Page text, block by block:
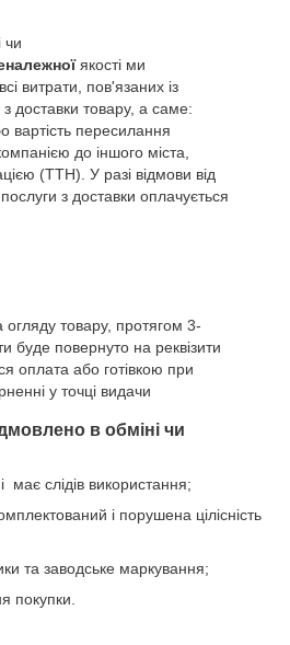
чи
якості ми
витрати, пов'язаних із
з доставки товару, а саме:
вартість пересилання
до іншого міста,
(ТТН). У разі відмови від
з доставки оплачується
огляду товару, протягом 3-
буде повернуто на реквізити
оплата або готівкою при
у точці видачи
в обміні чи
має слідів використання;
і порушена цілісність
та заводське маркування;
покупки.